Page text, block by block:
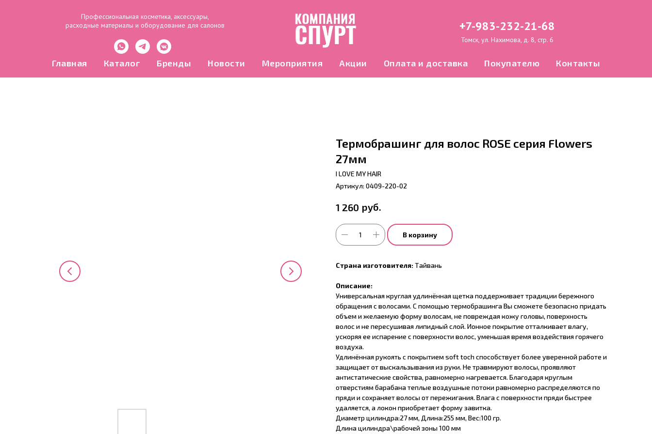
Профессиональная косметика, аксессуары,
расходные материалы и оборудование для салонов
+7-983-232-21-68
Томск, ул. Нахимова, д. 8, стр. 6
Главная Каталог Бренды Новости Мероприятия Акции Оплата и доставка Покупателю Контакты
Термобрашинг для волос ROSE серия Flowers
27мм
I LOVE MY HAIR
Артикул: 0409-220-02
1 260 руб.
В корзину
Страна изготовителя:Тайвань
Описание:
Универсальная круглая удлинённая щетка поддерживает традиции бережного
обращения с волосами. С помощью термобрашинга Вы сможете безопасно придать
объем и желаемую форму волосам, не повреждая кожу головы, поверхность
волос и не пересушивая липидный слой. Ионное покрытие отталкивает влагу,
ускоряя ее испарение с поверхности волос, уменьшая время воздействия горячего
воздуха.
Удлинённая рукоять с покрытием soft toch способствует более уверенной работе и
защищает от выскальзывания из руки. Не травмируют волосы, проявляют
антистатические свойства, равномерно нагревается. Благодаря круглым
отверстиям барабана теплые воздушные потоки равномерно распределяются по
пряди и сохраняет волосы от пережигания. Влага с поверхности пряди быстрее
удаляется, а локон приобретает форму завитка.
Диаметр цилиндра:27 мм, Длина:255 мм, Вес:100 гр.
Длина цилиндра\рабочей зоны 100 мм